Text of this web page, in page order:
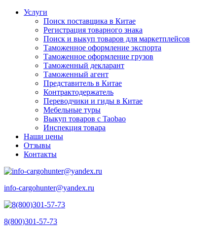
Услуги
Поиск поставщика в Китае
Регистрация товарного знака
Поиск и выкуп товаров для маркетплейсов
Таможенное оформление экспорта
Таможенное оформление грузов
Таможенный декларант
Таможенный агент
Представитель в Китае
Контрактодержатель
Переводчики и гиды в Китае
Мебельные туры
Выкуп товаров с Taobao
Инспекция товара
Наши цены
Отзывы
Контакты
info-cargohunter@yandex.ru
8(800)301-57-73